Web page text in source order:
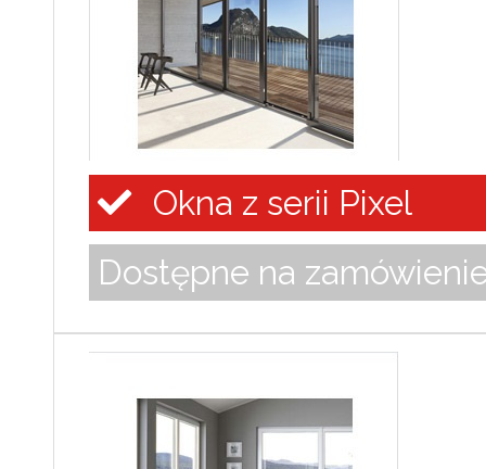
Okna z serii Pixel
Dostępne na